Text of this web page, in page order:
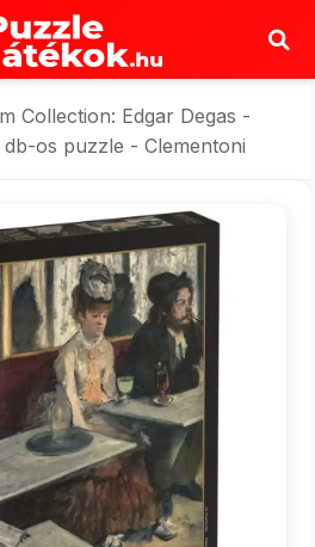
Collection: Edgar Degas -
os puzzle - Clementoni